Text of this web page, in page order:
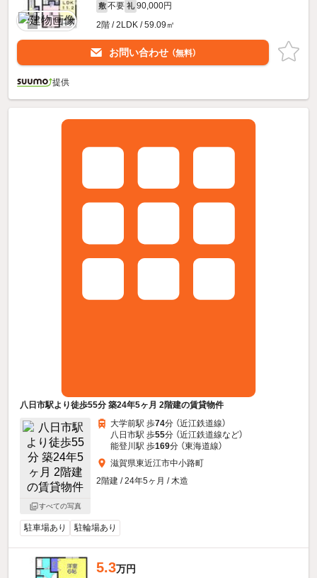
敷 不要 礼 90,000円
2階 / 2LDK / 59.09㎡
お問い合わせ （無料）
提供
八日市駅より徒歩55分 築24年5ヶ月 2階建の賃貸物件
すべての写真
大学前駅 歩74分 （近江鉄道線）
八日市駅 歩55分 （近江鉄道線など）
能登川駅 歩169分 （東海道線）
滋賀県東近江市中小路町
2階建 / 24年5ヶ月 / 木造
駐車場あり 駐輪場あり
5.3万円